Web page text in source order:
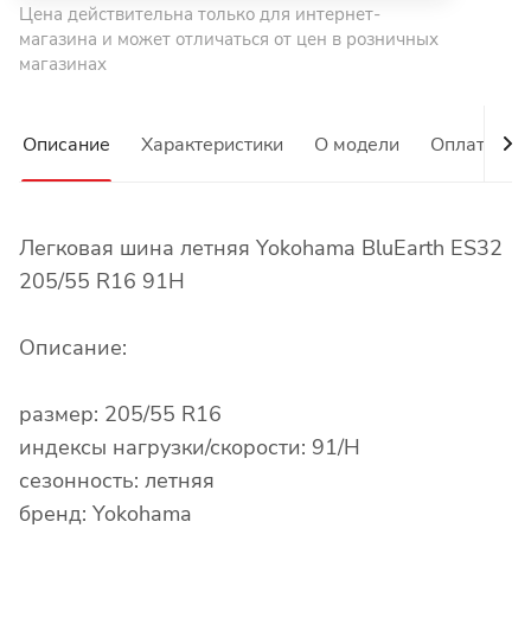
Цена действительна только для интернет-
магазина и может отличаться от цен в розничных
магазинах
Описание Характеристики О модели Оплата
Легковая шина летняя Yokohama BluEarth ES32
205/55 R16 91H
Описание:
размер: 205/55 R16
индексы нагрузки/скорости: 91/H
сезонность: летняя
бренд: Yokohama